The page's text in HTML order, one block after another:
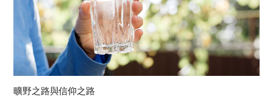
曠野之路與信仰之路